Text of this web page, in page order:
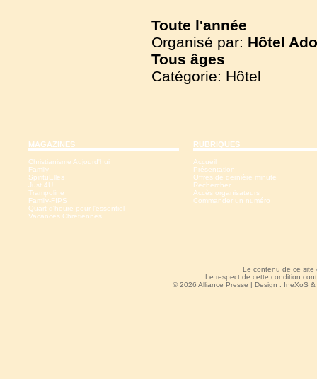
Toute l'année
Organisé par: Hôtel
Tous âges
Catégorie: Hôtel
MAGAZINES
Christianisme Aujourd'hui
Family
SpirituElles
Just 4U
Trampoline
Family-FIPS
Quart d'heure pour l'essentiel
Vacances Chrétiennes
RUBRIQUES
Accueil
Présentation
Offres de dernière minute
Rechercher
Accès organisateurs
Commander un numéro
Le contenu de ce site
Le respect de cette condition
© 2026 Alliance Presse | Design : IneXoS &